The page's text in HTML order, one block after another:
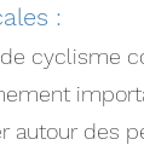
:
cyclisme
autour des